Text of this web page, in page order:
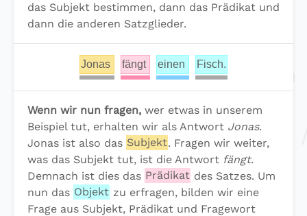
das Subjekt bestimmen, dann das Prädikat und
dann die anderen Satzglieder.
Jonas fängt einen Fisch.
Wenn wir nun fragen, wer etwas in unserem
Beispiel tut, erhalten wir als Antwort Jonas.
Jonas ist also das Subjekt. Fragen wir weiter,
was das Subjekt tut, ist die Antwort fängt.
Demnach ist dies das Prädikat des Satzes. Um
nun das Objekt zu erfragen, bilden wir eine
Frage aus Subjekt, Prädikat und Fragewort